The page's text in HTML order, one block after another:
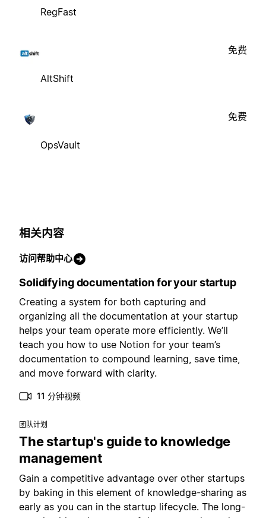
RegFast
AltShift
免费
OpsVault
免费
相关内容
访问帮助中心
Solidifying documentation for your startup
Creating a system for both capturing and
organizing all the documentation at your startup
helps your team operate more efficiently. We’ll
teach you how to use Notion for your team’s
documentation to compound learning, save time,
and move forward with clarity.
11 分钟视频
团队计划
The startup's guide to knowledge
management
Gain a competitive advantage over other startups
by baking in this element of knowledge-sharing as
early as you can in the startup lifecycle. The long-